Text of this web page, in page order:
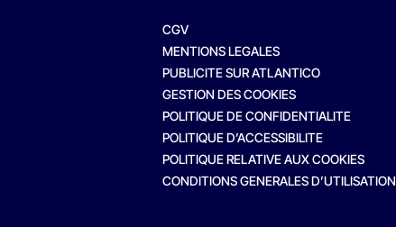
CGV
MENTIONS LEGALES
PUBLICITE SUR ATLANTICO
GESTION DES COOKIES
POLITIQUE DE CONFIDENTIALITE
POLITIQUE D’ACCESSIBILITE
POLITIQUE RELATIVE AUX COOKIES
CONDITIONS GENERALES D’UTILISATION